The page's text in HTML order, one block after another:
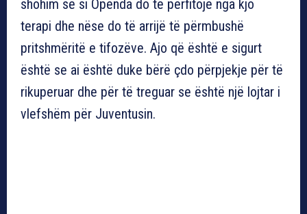
shohim se si Openda do të përfitojë nga kjo
terapi dhe nëse do të arrijë të përmbushë
pritshmëritë e tifozëve. Ajo që është e sigurt
është se ai është duke bërë çdo përpjekje për të
rikuperuar dhe për të treguar se është një lojtar i
vlefshëm për Juventusin.